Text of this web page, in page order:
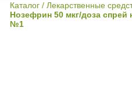
Каталог / Лекарственные
Нозефрин 50 мкг/доза спрей
№1